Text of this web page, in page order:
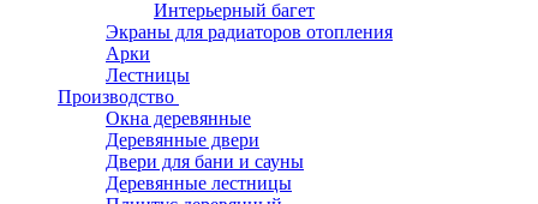
Интерьерный багет
Экраны для радиаторов отопления
Арки
Лестницы
Производство
Окна деревянные
Деревянные двери
Двери для бани и сауны
Деревянные лестницы